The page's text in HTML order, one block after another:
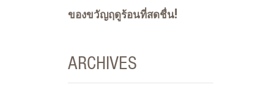
ของขวัญฤดูร้อนที่สดชื่น!
ARCHIVES